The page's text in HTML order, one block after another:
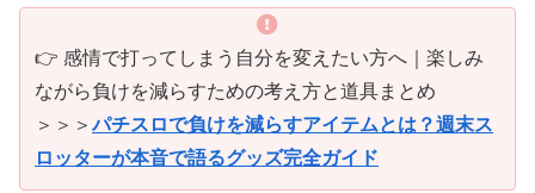
👉 感情で打ってしまう自分を変えたい方へ｜楽しみ
ながら負けを減らすための考え方と道具まとめ
＞＞＞パチスロで負けを減らすアイテムとは？週末ス
ロッターが本音で語るグッズ完全ガイド